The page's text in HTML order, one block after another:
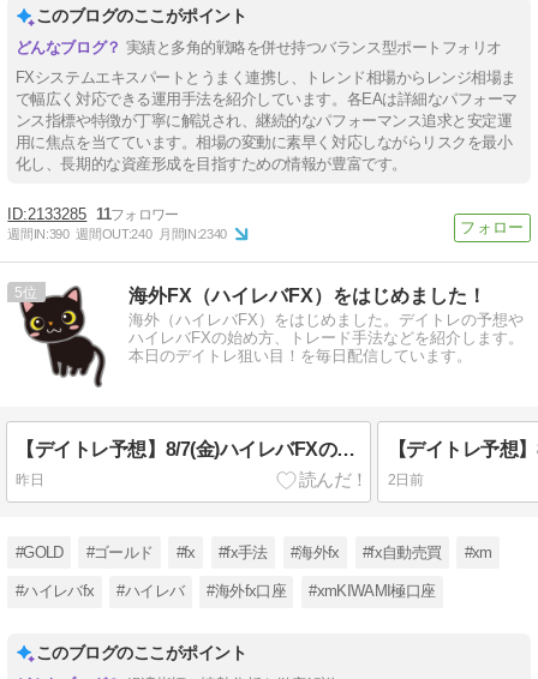
このブログのここがポイント
実績と多角的戦略を併せ持つバランス型ポートフォリオ
FXシステムエキスパートとうまく連携し、トレンド相場からレンジ相場ま
で幅広く対応できる運用手法を紹介しています。各EAは詳細なパフォーマ
ンス指標や特徴が丁寧に解説され、継続的なパフォーマンス追求と安定運
用に焦点を当てています。相場の変動に素早く対応しながらリスクを最小
化し、長期的な資産形成を目指すための情報が豊富です。
2133285 11
週間IN:390 週間OUT:240 月間IN:2340
5 海外FX（ハイレバFX）をはじめました！
海外（ハイレバFX）をはじめました。デイトレの予想や
ハイレバFXの始め方、トレード手法などを紹介します。
本日のデイトレ狙い目！を毎日配信しています。
【デイトレ予想】8/7(金)ハイレバFXの狙い目！
昨日 2日前
#GOLD #ゴールド #fx #fx手法 #海外fx #fx自動売買 #xm
#ハイレバfx #ハイレバ #海外fx口座 #xmKIWAMI極口座
このブログのここがポイント